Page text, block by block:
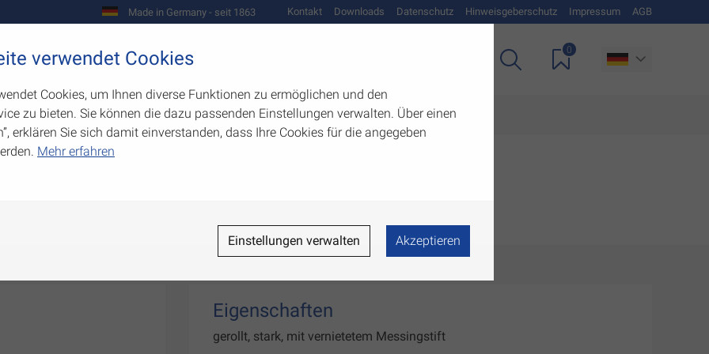
Made in Germany - seit 1863 Kontakt Downloads Datenschutz Hinweisgeberschutz Impressum AGB
Werkzeugbau
0
Eigenschaften
gerollt, stark, mit vernietetem Messingstift
verwendet Cookies
Cookies, um Ihnen diverse Funktionen zu ermöglichen und den
zu bieten. Sie können die dazu passenden Einstellungen verwalten. Über einen
erklären Sie sich damit einverstanden, dass Ihre Cookies für die angegeben
Mehr erfahren
Einstellungen verwalten Akzeptieren